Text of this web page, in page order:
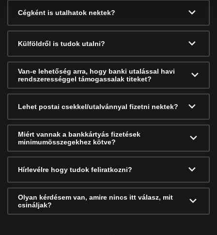
Cégként is utalhatok nektek?
Külföldről is tudok utalni?
Van-e lehetőség arra, hogy banki utalással havi
rendszerességgel támogassalak titeket?
Lehet postai csekkel/utalvánnyal fizetni nektek?
Miért vannak a bankkártyás fizetések
minimumösszegekhez kötve?
Hírlevélre hogy tudok feliratkozni?
Olyan kérdésem van, amire nincs itt válasz, mit
csináljak?